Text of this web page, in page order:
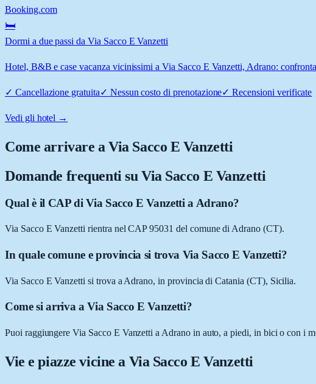
Booking.com
🛏️
Dormi a due passi da Via Sacco E Vanzetti
Hotel, B&B e case vacanza vicinissimi a Via Sacco E Vanzetti, Adrano:
✓ Cancellazione gratuita✓ Nessun costo di prenotazione✓Recensioni verificate
Vedi gli hotel →
Come arrivare aVia Sacco E Vanzetti
Domande frequenti su Via Sacco E Vanzetti
Qual è il CAP di Via Sacco E Vanzetti a Adrano?
Via Sacco E Vanzetti rientra nel CAP 95031 del comune di Adrano (CT).
In quale comune e provincia si trova Via Sacco E Vanzetti?
Via Sacco E Vanzetti si trova a Adrano, in provincia di Catania (CT), Sicilia.
Come si arriva a Via Sacco E Vanzetti?
Puoi raggiungere Via Sacco E Vanzetti a Adrano in auto, a piedi, in bici o con i
Vie e piazze vicine a Via Sacco E Vanzetti